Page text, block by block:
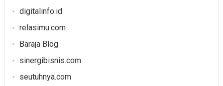
digitalinfo.id
relasimu.com
Baraja Blog
sinergibisnis.com
seutuhnya.com